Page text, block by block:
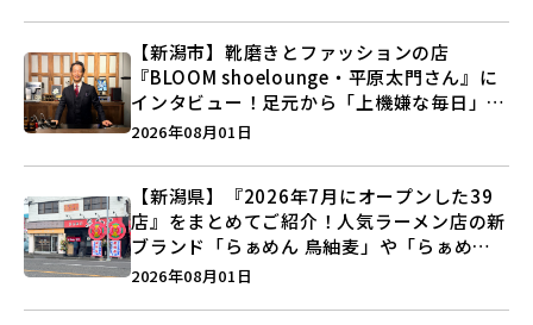
【新潟市】靴磨きとファッションの店
『BLOOM shoelounge・平原太門さん』に
インタビュー！足元から「上機嫌な毎日」を
つくる装いの提案とは？
2026年08月01日
【新潟県】『2026年7月にオープンした39
店』をまとめてご紹介！人気ラーメン店の新
ブランド「らぁめん 鳥紬麦」や「らぁめん
しょうがの空」など盛りだくさん♪
2026年08月01日